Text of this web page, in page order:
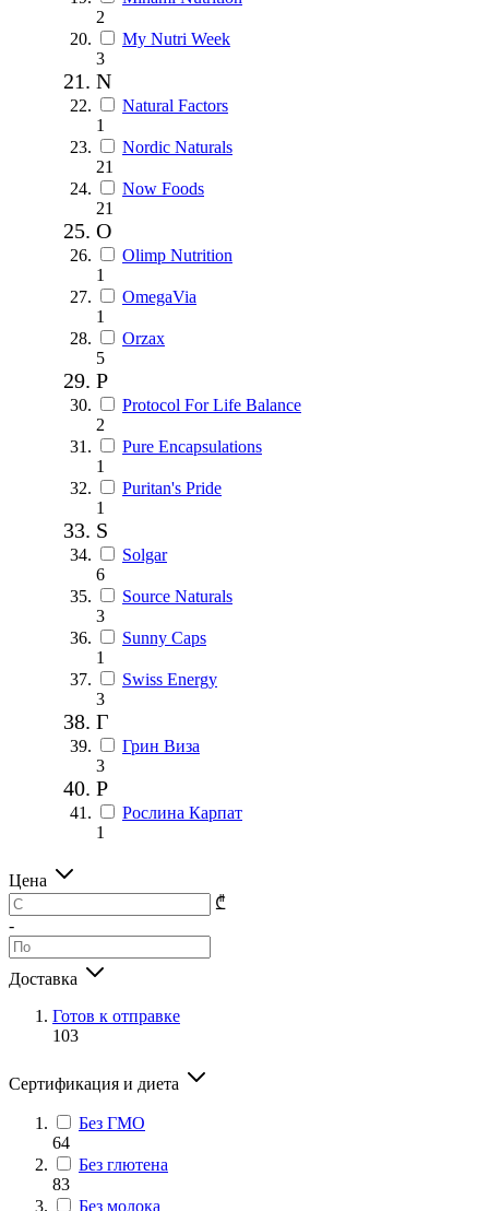
2
My Nutri Week
3
N
Natural Factors
1
Nordic Naturals
21
Now Foods
21
O
Olimp Nutrition
1
OmegaVia
1
Orzax
5
P
Protocol For Life Balance
2
Pure Encapsulations
1
Puritan's Pride
1
S
Solgar
6
Source Naturals
3
Sunny Caps
1
Swiss Energy
3
Г
Грин Виза
3
Р
Рослина Карпат
1
Цена
₾
-
Доставка
Готов к отправке
103
Сертификация и диета
Без ГМО
64
Без глютена
83
Без молока